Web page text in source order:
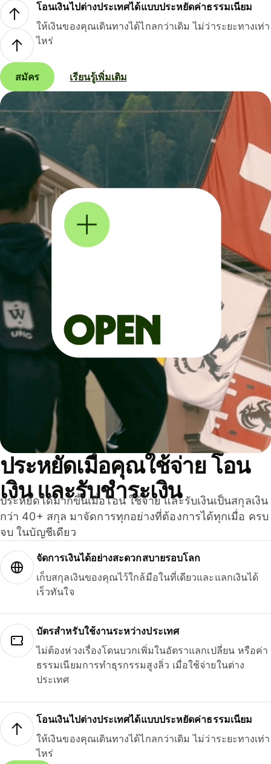
โอนเงินไปต่างประเทศได้แบบประหยัดค่าธรรมเนียม
ให้เงินของคุณเดินทางได้ไกลกว่าเดิม ไม่ว่าระยะทางเท่า
ไหร่
สมัคร เรียนรู้เพิ่มเติม
ประหยัดเมื่อคุณใช้จ่าย โอน
เงิน และรับชำระเงิน
ประหยัดได้มากขึ้นเมื่อโอน ใช้จ่าย และรับเงินเป็นสกุลเงิน
กว่า 40+ สกุล มาจัดการทุกอย่างที่ต้องการได้ทุกเมื่อ ครบ
จบ ในบัญชีเดียว
จัดการเงินได้อย่างสะดวกสบายรอบโลก
เก็บสกุลเงินของคุณไว้ใกล้มือในที่เดียวและแลกเงินได้
เร็วทันใจ
บัตรสำหรับใช้งานระหว่างประเทศ
ไม่ต้องห่วงเรื่องโดนบวกเพิ่มในอัตราแลกเปลี่ยน หรือค่า
ธรรมเนียมการทำธุรกรรมสูงลิ่ว เมื่อใช้จ่ายในต่าง
ประเทศ
โอนเงินไปต่างประเทศได้แบบประหยัดค่าธรรมเนียม
ให้เงินของคุณเดินทางได้ไกลกว่าเดิม ไม่ว่าระยะทางเท่า
ไหร่